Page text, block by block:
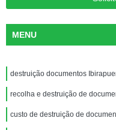
MENU
destruição documentos
recolha e destruição de
custo de destruição de